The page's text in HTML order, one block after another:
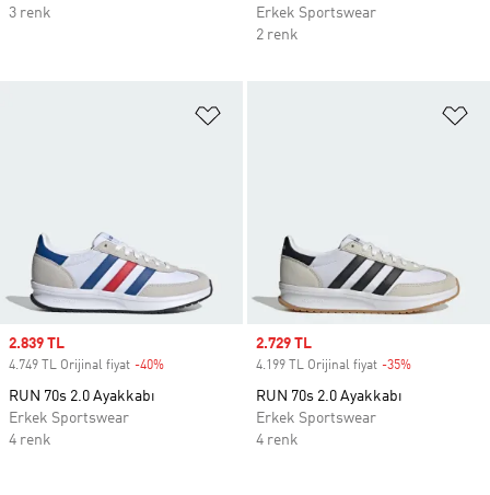
3 renk
Erkek Sportswear
2 renk
Sale price
2.839 TL
4.749 TL Orijinal fiyat -40%
RUN 70s 2.0 Ayakkabı
Erkek Sportswear
4 renk
Sale price
2.729 TL
4.199 TL Orijinal fiyat -35%
RUN 70s 2.0 Ayakkabı
Erkek Sportswear
4 renk